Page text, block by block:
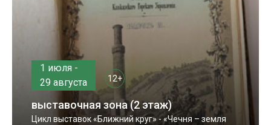
1 июля -
29 августа
12+
выставочная зона (2 этаж)
Цикл выставок «Ближний круг» - «Чечня – земля